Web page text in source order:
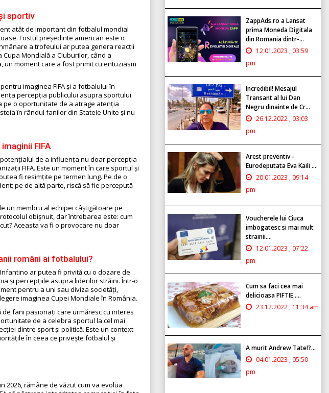
sportiv
atât de important din fotbalul mondial
Fostul președinte american este o
a trofeului ar putea genera reacții
Cupa Mondială a Cluburilor, când a
moment care a fost primit cu entuziasm
imaginea FIFA și a fotbalului în
percepția publicului asupra sportului.
pe o oportunitate de a atrage atenția
în rândul fanilor din Statele Unite și nu
FIFA
de a influența nu doar percepția
FIFA. Este un moment în care sportul și
fi resimțite pe termen lung. Pe de o
pe de altă parte, riscă să fie percepută
un membru al echipei câștigătoare pe
obişnuit, dar întrebarea este: cum
Aceasta va fi o provocare nu doar
români ai fotbalului?
ar putea fi privită cu o dozare de
și percepțiile asupra liderilor străini. Într-o
pentru a uni sau diviza societăți,
imaginea Cupei Mondiale în România.
fani pasionați care urmăresc cu interes
de a celebra sportul la cel mai
dintre sport și politică. Este un context
în ceea ce privește fotbalul și
2026, rămâne de văzut cum va evolua
ZappAds.ro a Lansat
prima Moneda Digitala
din Romania dintr-...
12.01.2023 , 03:59
pm
Incredibil! Mesajul
Transant al lui Dan
Negru dinainte de Cr...
26.12.2022 , 03:03
pm
Arest preventiv -
Eurodeputata Eva Kaili ...
20.01.2023 , 09:14
pm
Voucherele lui Ciuca
imbogatesc si mai mult
strainii....
12.01.2023 , 07:22
pm
Cum sa faci cea mai
delicioasa PIFTIE.....
23.12.2022 , 11:34 am
A murit Andrew Tate!?...
04.01.2023 , 05:50
pm